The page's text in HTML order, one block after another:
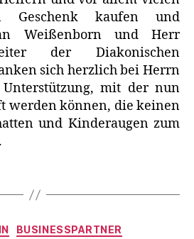
kaufen und
Weißenborn und Herr
der Diakonischen
sich herzlich bei Herrn
mit der nun
werden können, die keinen
und Kinderaugen zum
Kategorien
BUSINESSPARTNER